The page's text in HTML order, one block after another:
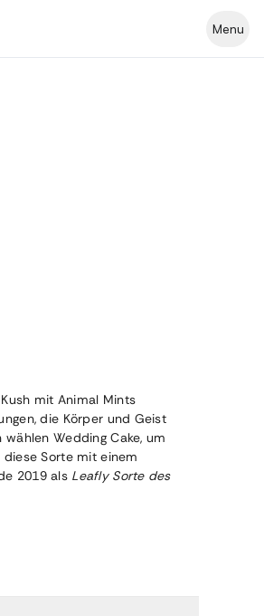
Menu
mit Animal Mints
die Körper und Geist
Wedding Cake, um
Sorte mit einem
2019 als Leafly Sorte des